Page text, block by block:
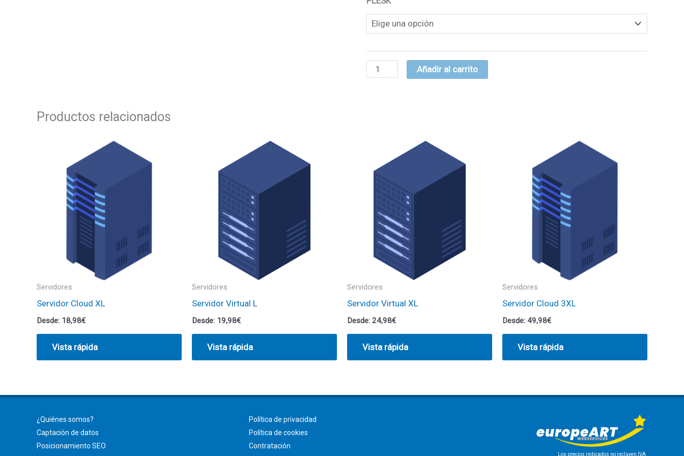
Añadir al carrito
Productos relacionados
Servidores
Servidor Cloud XL
Desde: 18,98€
Vista rápida
Servidores
Servidor Virtual L
Desde: 19,98€
Vista rápida
Servidores
Servidor Virtual XL
Desde: 24,98€
Vista rápida
Servidores
Servidor Cloud 3XL
Desde: 49,98€
Vista rápida
¿Quiénes somos?
Captación de datos
Posicionamiento SEO
Política de privacidad
Política de cookies
Contratación
Los precios indicados no incluyen IVA.